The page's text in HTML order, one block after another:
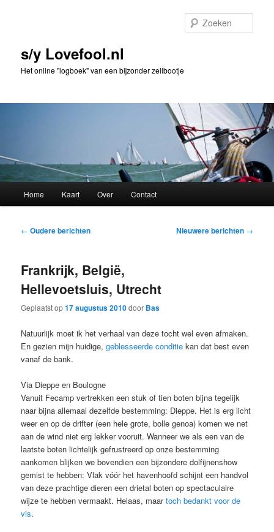
inhoud
inhouds/y Lovefool.nl
Het online "logboek" van een bijzonder zeilbootje
Home Kaart Over Contact
Bericht
← Oudere berichten Nieuwere berichten →
Frankrijk, België,
Hellevoetsluis, Utrecht
Geplaatst op17 augustus 2010door Bas
Natuurlijk moet ik het verhaal van deze tocht wel even afmaken.
En gezien mijn huidige,geblesseerde conditie kan dat best even
vanaf de bank.
Via Dieppe en Boulogne
Vanuit Fecamp vertrekken een stuk of tien boten bijna tegelijk
naar bijna allemaal dezelfde bestemming: Dieppe. Het is erg licht
weer en op de drifter (een hele grote, bolle genoa) komen we net
aan de wind niet erg lekker vooruit. Wanneer we als een van de
laatste boten lichtelijk gefrustreerd op onze bestemming
aankomen blijken we bovendien een bijzondere dolfijnenshow
gemist te hebben: Vlak vóór het havenhoofd schijnt een handvol
van deze prachtige dieren een drietal boten op spectaculaire
wijze te hebben vermaakt. Helaas, maartoch bedankt voor de
vis.